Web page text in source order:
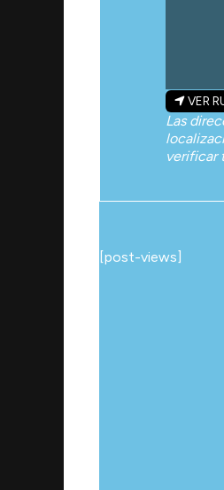
VER
Las
verificar
[post-views]